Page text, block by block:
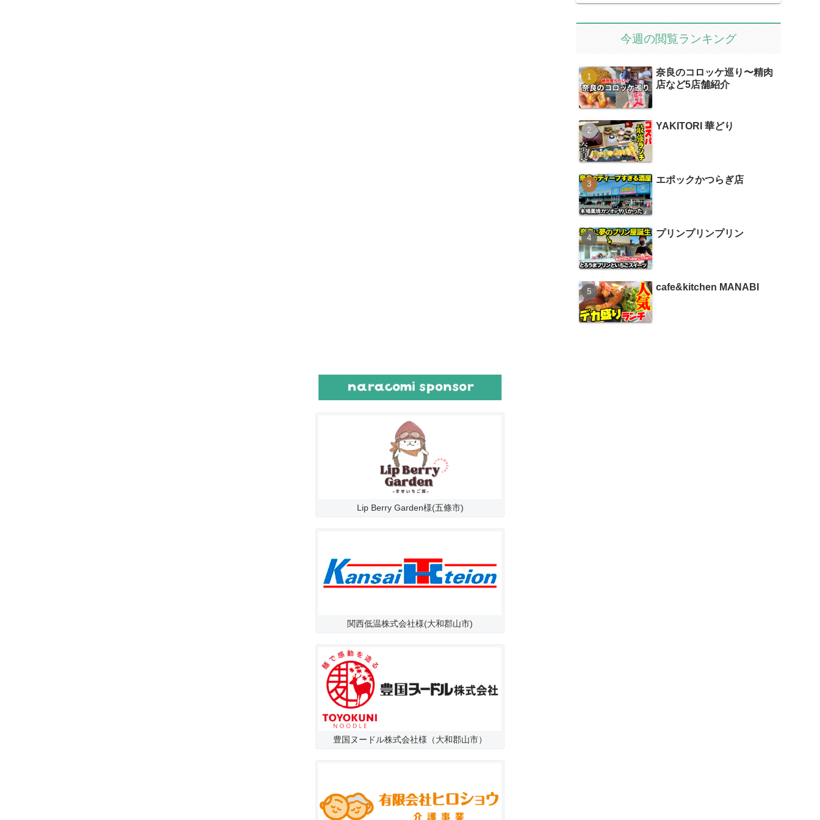
今週の閲覧ランキング
奈良のコロッケ巡り〜精肉
店など5店舗紹介
YAKITORI 華どり
エポックかつらぎ店
プリンプリンプリン
cafe&kitchen MANABI
Lip Berry Garden様(五條市)
関西低温株式会社様(大和郡山市)
豊国ヌードル株式会社様（大和郡山市）